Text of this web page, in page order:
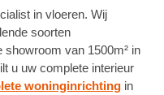
in vloeren. Wij
soorten
van 1500m² in
u uw complete interieur
woninginrichting in